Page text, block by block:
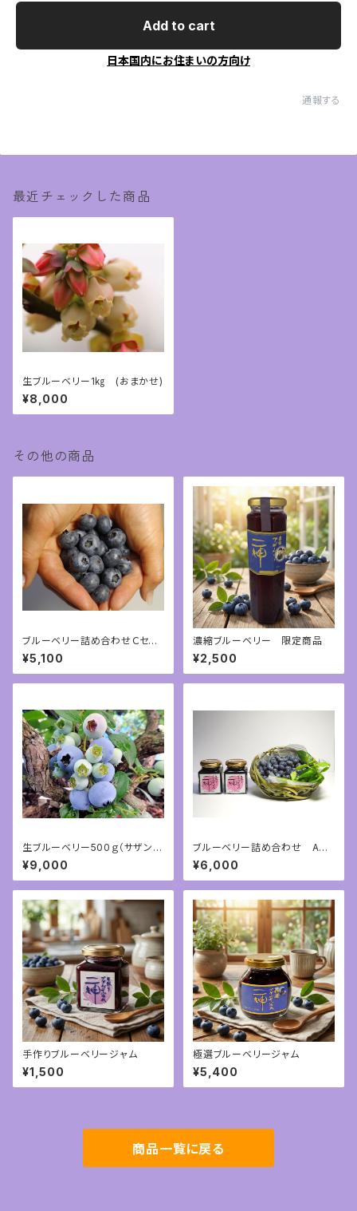
Add to cart
日本国内にお住まいの方向け
通報する
最近チェックした商品
生ブルーベリー1㎏ (おまかせ)
¥8,000
その他の商品
ブルーベリー詰め合わせＣセッ
ト ブルーベリー350ｇ 完熟
ジャム2本
¥5,100
濃縮ブルーベリー 限定商品
¥2,500
生ブルーベリー500ｇ（サザンハ
イブッシュ）限定商品
¥9,000
ブルーベリー詰め合わせ Aセ
ット 完熟ジャム2本 生ブルー
ベリー400ｇ
¥6,000
手作りブルーベリージャム
¥1,500
極選ブルーベリージャム
¥5,400
商品一覧に戻る